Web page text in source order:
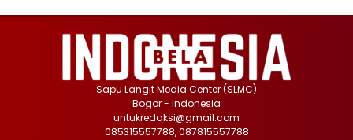
Sapu Langit Media Center (SLMC)
Bogor - Indonesia
untukredaksi@gmail.com
085315557788, 087815557788